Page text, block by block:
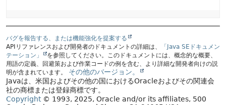
バグを報告する、または機能強化を提案する
APIリファレンスおよび開発者のドキュメントの詳細は、
「Java SEドキュメン
テーション」
を参照してください。このドキュメントには、概念的な概要、
用語の定義、回避策および作業コードの例を含む、より詳細な開発者向けの説
明が含まれています。
その他のバージョン。
Javaは、米国およびその他の国におけるOracleおよびその関連会
社の商標または登録商標です。
Copyright© 1993, 2025, Oracle and/or its affiliates, 500